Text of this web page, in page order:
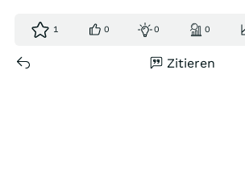
1 0 0 0
Zitieren